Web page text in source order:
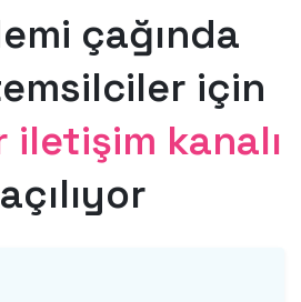
çağında
için
iletişim kanalı
açılıyor